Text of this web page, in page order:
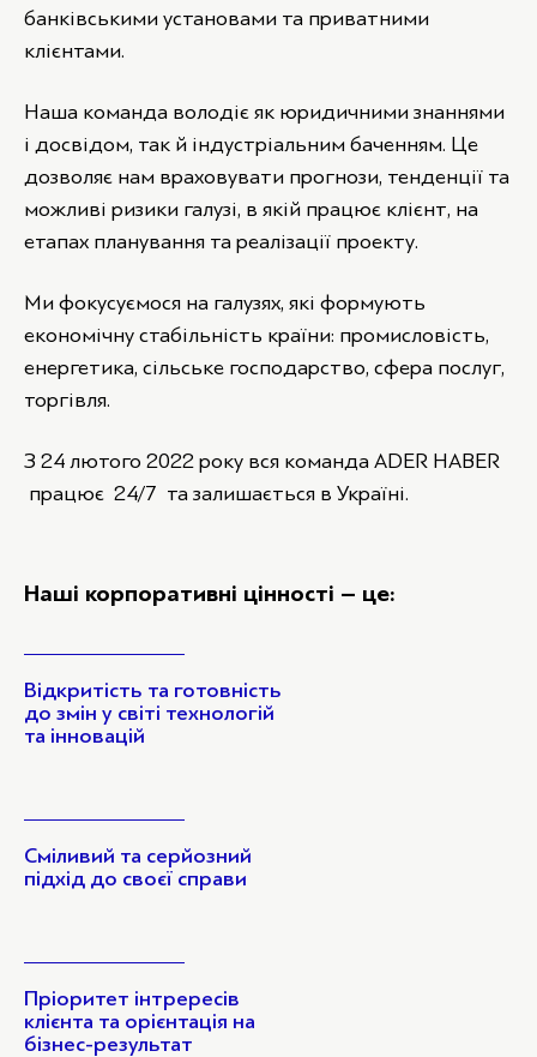
банківськими установами та приватними
клієнтами.
Наша команда володіє як юридичними знаннями
і досвідом, так й індустріальним баченням. Це
дозволяє нам враховувати прогнози, тенденції та
можливі ризики галузі, в якій працює клієнт, на
етапах планування та реалізації проекту.
Ми фокусуємося на галузях, які формують
економічну стабільність країни: промисловість,
енергетика, сільське господарство, сфера послуг,
торгівля.
З 24 лютого 2022 року вся команда ADER HABER
працює 24/7 та залишається в Україні.
Наші корпоративні цінності – це:
Відкритість та готовність
до змін у світі технологій
та інновацій
Сміливий та серйозний
підхід до своєї справи
Пріоритет інтрересів
клієнта та орієнтація на
бізнес-результат